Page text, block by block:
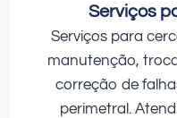
Serviços
Serviços para
manutenção,
correção de
perimetral.